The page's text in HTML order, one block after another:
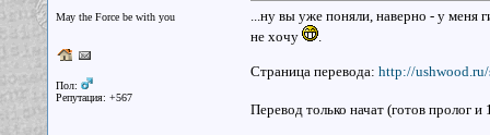
May the Force be with you
Пол:
Репутация: +567
...ну вы уже поняли, наверно - у меня
не хочу
.
Страница перевода: http://ushwood.ru/
Перевод только начат (готов пролог